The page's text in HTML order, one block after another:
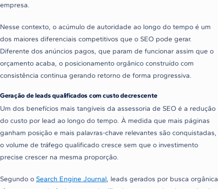
empresa.
Nesse contexto, o acúmulo de autoridade ao longo do tempo é um
dos maiores diferenciais competitivos que o SEO pode gerar.
Diferente dos anúncios pagos, que param de funcionar assim que o
orçamento acaba, o posicionamento orgânico construído com
consistência continua gerando retorno de forma progressiva.
Geração de leads qualificados com custo decrescente
Um dos benefícios mais tangíveis da assessoria de SEO é a redução
do custo por lead ao longo do tempo. À medida que mais páginas
ganham posição e mais palavras-chave relevantes são conquistadas,
o volume de tráfego qualificado cresce sem que o investimento
precise crescer na mesma proporção.
Segundo o Search Engine Journal, leads gerados por busca orgânica